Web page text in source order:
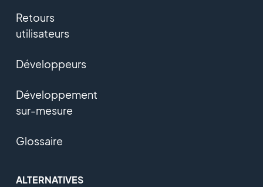
Retours
utilisateurs
Développeurs
Développement
sur-mesure
Glossaire
ALTERNATIVES